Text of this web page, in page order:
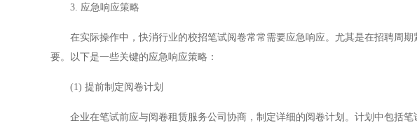
3. 应急响应策略
在实际操作中，快消行业的校招笔试阅卷常常需要应急响应。尤其是在招聘周期
要。以下是一些关键的应急响应策略：
(1) 提前制定阅卷计划
企业在笔试前应与阅卷租赁服务公司协商，制定详细的阅卷计划。计划中包括笔